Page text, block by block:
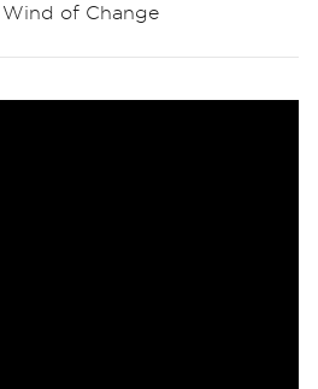
of Change